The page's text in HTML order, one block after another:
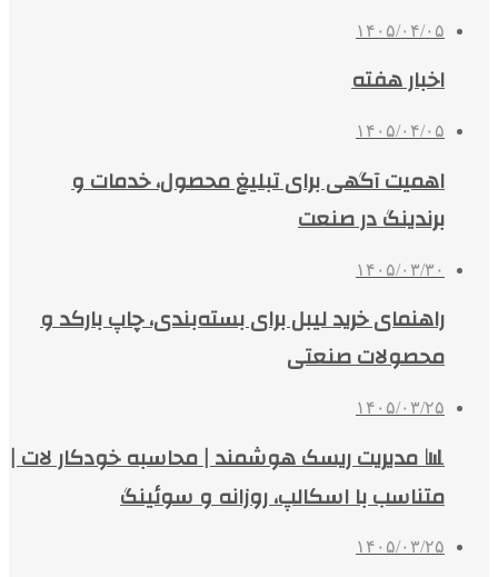
۱۴۰۵/۰۴/۰۵
اخبار هفته
۱۴۰۵/۰۴/۰۵
اهمیت آگهی برای تبلیغ محصول، خدمات و
برندینگ در صنعت
۱۴۰۵/۰۳/۳۰
راهنمای خرید لیبل برای بسته‌بندی، چاپ بارکد و
محصولات صنعتی
۱۴۰۵/۰۳/۲۵
📊 مدیریت ریسک هوشمند | محاسبه خودکار لات |
متناسب با اسکالپ، روزانه و سوئینگ
۱۴۰۵/۰۳/۲۵